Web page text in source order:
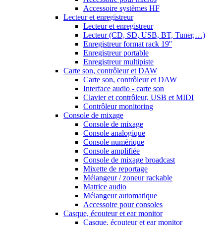
Accessoire systèmes HF
Lecteur et enregistreur
Lecteur et enregistreur
Lecteur (CD, SD, USB, BT, Tuner,…)
Enregistreur format rack 19''
Enregistreur portable
Enregistreur multipiste
Carte son, contrôleur et DAW
Carte son, contrôleur et DAW
Interface audio - carte son
Clavier et contrôleur, USB et MIDI
Contrôleur monitoring
Console de mixage
Console de mixage
Console analogique
Console numérique
Console amplifiée
Console de mixage broadcast
Mixette de reportage
Mélangeur / zoneur rackable
Matrice audio
Mélangeur automatique
Accessoire pour consoles
Casque, écouteur et ear monitor
Casque, écouteur et ear monitor